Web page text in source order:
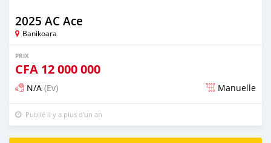
2025 AC Ace
Banikoara
PRIX
CFA 12 000 000
N/A (Ev) Manuelle
Publié il y a plus d'un an